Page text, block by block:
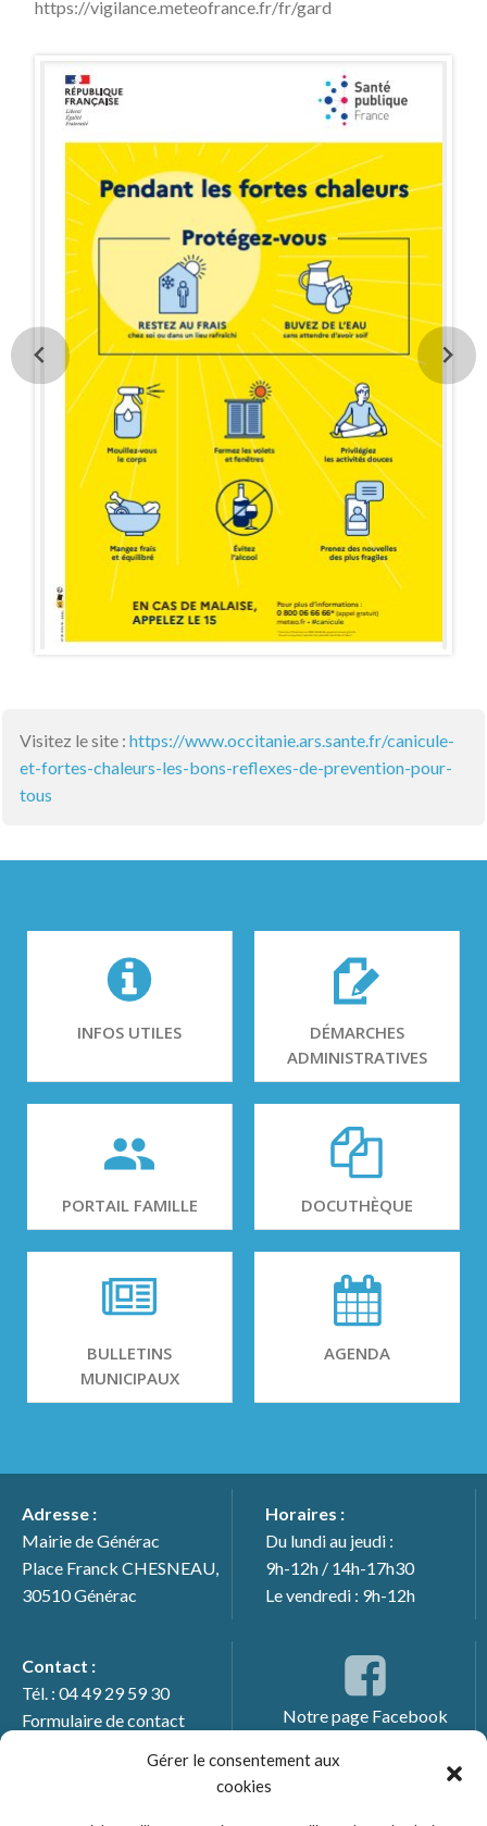
Gérer le consentement aux
cookies
https://vigilance.meteofrance.fr/fr/gard
Visitez le site : https://www.occitanie.ars.sante.fr/canicule-
et-fortes-chaleurs-les-bons-reflexes-de-prevention-pour-
tous
INFOS UTILES
DÉMARCHES
ADMINISTRATIVES
PORTAIL FAMILLE DOCUTHÈQUE
BULLETINS
MUNICIPAUX
AGENDA
Adresse :
Mairie de Générac
Place Franck CHESNEAU,
30510 Générac
Horaires :
Du lundi au jeudi :
9h-12h / 14h-17h30
Le vendredi : 9h-12h
Contact :
Tél. : 04 49 29 59 30
Formulaire de contact
Notre page Facebook